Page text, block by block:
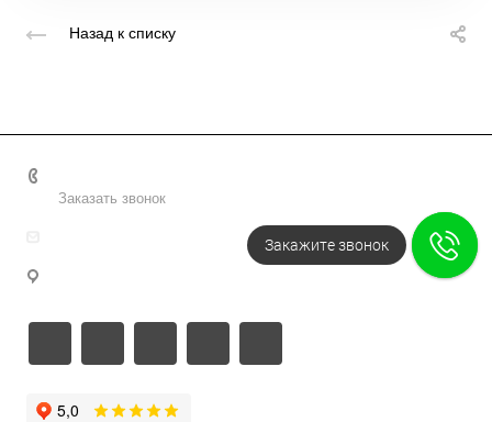
Назад к списку
Заказать звонок
Закажите звонок